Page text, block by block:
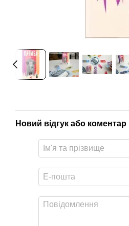
Новий відгук або коментар